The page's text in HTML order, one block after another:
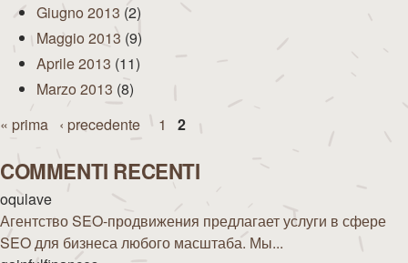
Giugno 2013 (2)
Maggio 2013 (9)
Aprile 2013 (11)
Marzo 2013 (8)
Pagine
« prima ‹ precedente 1 2
COMMENTI RECENTI
oqulave
Агентство SEO-продвижения предлагает услуги в сфере
SEO для бизнеса любого масштаба. Мы...